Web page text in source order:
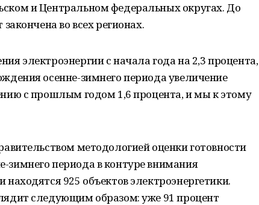
и Центральном федеральных округах. До
во всех регионах.
электроэнергии с начала года на 2,3 процента,
осенне-зимнего периода увеличение
с прошлым годом 1,6 процента, и мы к этому
методологией оценки готовности
периода в контуре внимания
925 объектов электроэнергетики.
следующим образом: уже 91 процент